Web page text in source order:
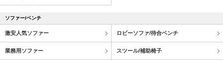
ソファー/ベンチ
激安人気ソファー ロビーソファ/待合ベンチ
業務用ソファー スツール/補助椅子